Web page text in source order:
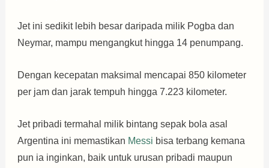
Jet ini sedikit lebih besar daripada milik Pogba dan
Neymar, mampu mengangkut hingga 14 penumpang.
Dengan kecepatan maksimal mencapai 850 kilometer
per jam dan jarak tempuh hingga 7.223 kilometer.
Jet pribadi termahal milik bintang sepak bola asal
Argentina ini memastikan Messi bisa terbang kemana
pun ia inginkan, baik untuk urusan pribadi maupun